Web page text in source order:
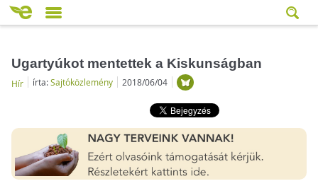
Ugartyúkot mentettek a Kiskunságban
Hír írta:Sajtóközlemény 2018/06/04